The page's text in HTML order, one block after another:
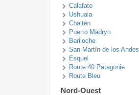
Calafate
Ushuaia
Chaltén
Puerto Madryn
Bariloche
San Martín de los Andes
Esquel
Route 40 Patagonie
Route Bleu
Nord-Ouest